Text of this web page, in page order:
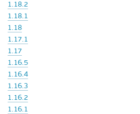
1.18.2
1.18.1
1.18
1.17.1
1.17
1.16.5
1.16.4
1.16.3
1.16.2
1.16.1